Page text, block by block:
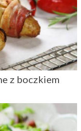
z boczkiem